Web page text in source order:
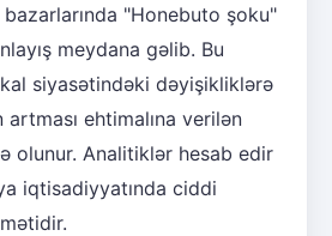
"Honebuto şoku"
meydana gəlib. Bu
siyasətindəki dəyişikliklərə
ehtimalına verilən
olunur. Analitiklər hesab edir
iqtisadiyyatında ciddi